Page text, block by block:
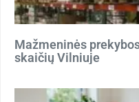
Mažmeninės
skaičių Vilniuje